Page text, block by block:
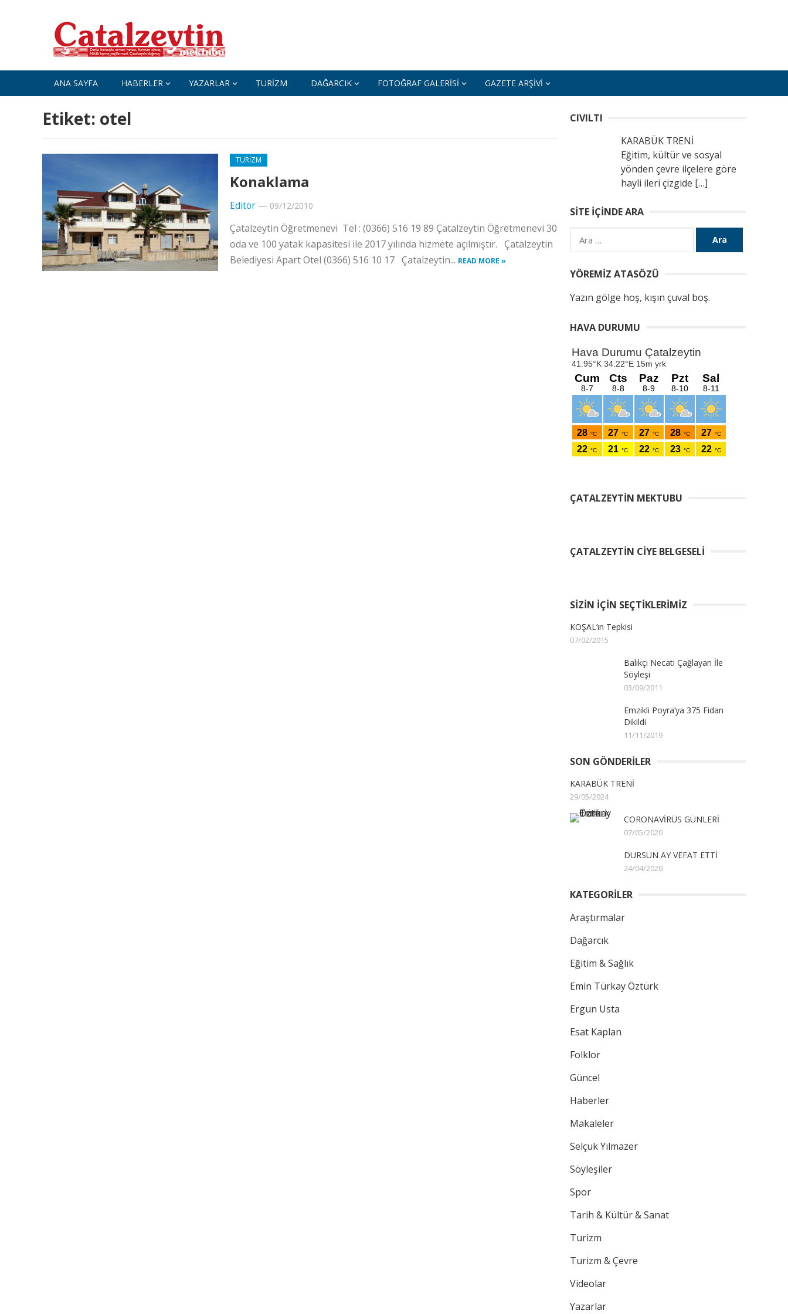
ANA SAYFA HABERLER YAZARLAR TURIZM DAĞARCIK FOTOĞRAF GALERISI GAZETE ARŞIVI
Etiket: otel
TURIZM
Konaklama
Editör — 09/12/2010
Çatalzeytin Öğretmenevi Tel : (0366) 516 19 89 Çatalzeytin Öğretmenevi 30
oda ve 100 yatak kapasitesi ile 2017 yılında hizmete açılmıştır. Çatalzeytin
Belediyesi Apart Otel (0366) 516 10 17 Çatalzeytin... READ MORE »
CIVILTI
KARABÜK TRENİ
Eğitim, kültür ve sosyal
yönden çevre ilçelere göre
hayli ileri çizgide […]
SITE İÇINDE ARA
Arama:
YÖREMIZ ATASÖZÜ
Yazın gölge hoş, kışın çuval boş.
HAVA DURUMU
ÇATALZEYTIN MEKTUBU
ÇATALZEYTIN CIYE BELGESELI
SIZIN İÇIN SEÇTIKLERIMIZ
KOŞAL’ın Tepkisi
07/02/2015
Balıkçı Necati Çağlayan İle
Söyleşi
03/09/2011
Emzikli Poyra’ya 375 Fidan
Dikildi
11/11/2019
SON GÖNDERILER
KARABÜK TRENİ
29/05/2024
CORONAVİRÜS GÜNLERİ
07/05/2020
DURSUN AY VEFAT ETTİ
24/04/2020
KATEGORİLER
Araştırmalar
Dağarcık
Eğitim & Sağlık
Emin Türkay Öztürk
Ergun Usta
Esat Kaplan
Folklor
Güncel
Haberler
Makaleler
Selçuk Yılmazer
Söyleşiler
Spor
Tarih & Kültür & Sanat
Turizm
Turizm & Çevre
Videolar
Yazarlar